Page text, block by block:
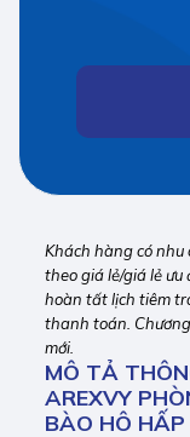
Khách hàng có nhu
theo giá lẻ/giá lẻ ưu
hoàn tất lịch tiêm
thanh toán.
mới.
MÔ TẢ
AREXVY
BÀO HÔ HẤP